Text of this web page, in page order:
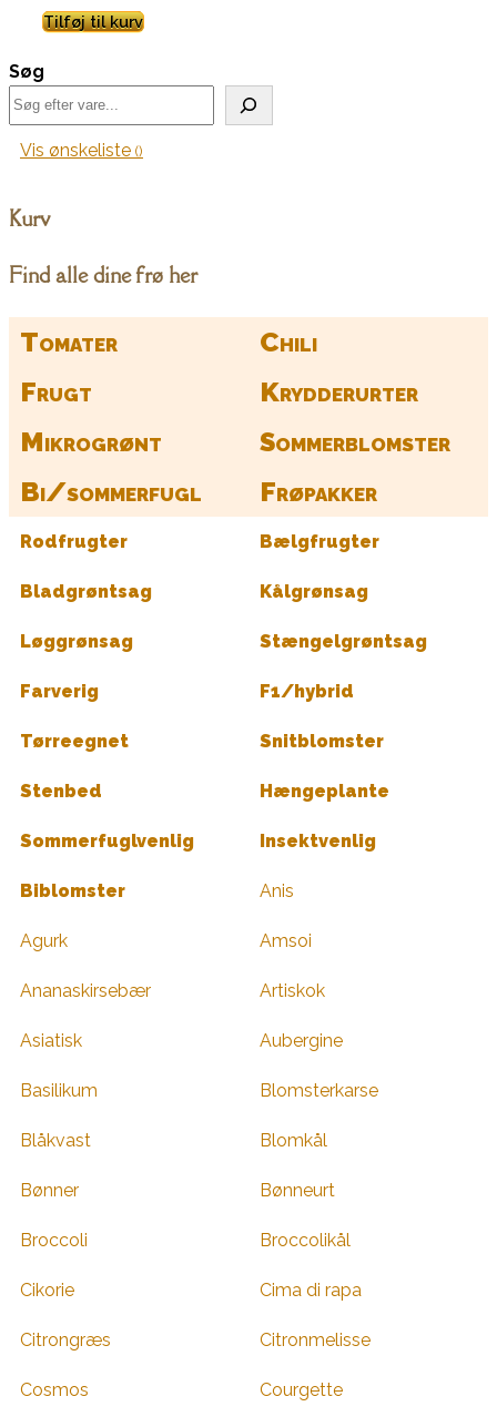
Tilføj til kurv
Søg
Vis ønskeliste
Kurv
Find alle dine frø her
Tomater
Chili
Frugt
Krydderurter
Mikrogrønt
Sommerblomster
Bi/sommerfugl
Frøpakker
Rodfrugter Bælgfrugter
Bladgrøntsag Kålgrønsag
Løggrønsag Stængelgrøntsag
Farverig F1/hybrid
Tørreegnet Snitblomster
Stenbed Hængeplante
Sommerfuglvenlig Insektvenlig
Biblomster Anis
Agurk Amsoi
Ananaskirsebær Artiskok
Asiatisk Aubergine
Basilikum Blomsterkarse
Blåkvast Blomkål
Bønner Bønneurt
Broccoli Broccolikål
Cikorie Cima di rapa
Citrongræs Citronmelisse
Cosmos Courgette